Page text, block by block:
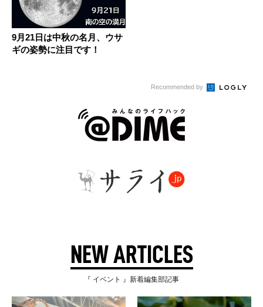
9月21日は中秋の名月、ウサ
ギの姿勢に注目です！
Recommended by
NEW ARTICLES
『 イベント 』新着編集部記事